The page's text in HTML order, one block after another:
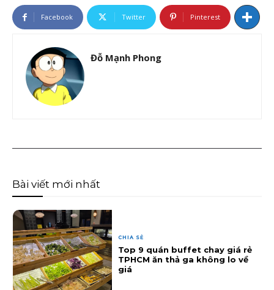
Facebook Twitter Pinterest
Đỗ Mạnh Phong
Bài viết mới nhất
CHIA SẺ
Top 9 quán buffet chay giá rẻ
TPHCM ăn thả ga không lo về
giá